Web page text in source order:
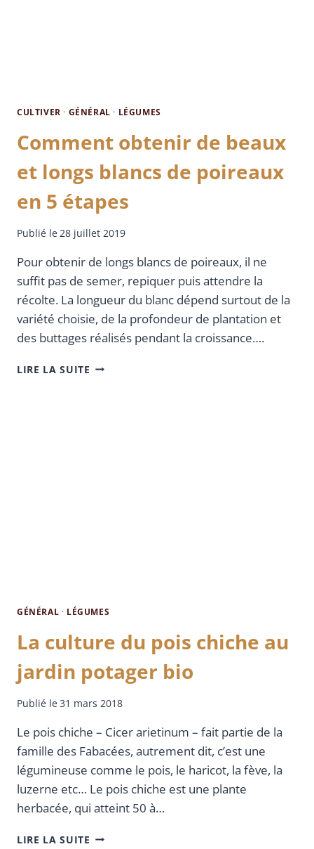
CULTIVER · GÉNÉRAL · LÉGUMES
Comment obtenir de beaux
et longs blancs de poireaux
en 5 étapes
Publié le 28 juillet 2019
Pour obtenir de longs blancs de poireaux, il ne
suffit pas de semer, repiquer puis attendre la
récolte. La longueur du blanc dépend surtout de la
variété choisie, de la profondeur de plantation et
des buttages réalisés pendant la croissance….
LIRE LA SUITE
GÉNÉRAL · LÉGUMES
La culture du pois chiche au
jardin potager bio
Publié le31 mars 2018
Le pois chiche – Cicer arietinum – fait partie de la
famille des Fabacées, autrement dit, c’est une
légumineuse comme le pois, le haricot, la fève, la
luzerne etc… Le pois chiche est une plante
herbacée, qui atteint 50 à…
LIRE LA SUITE